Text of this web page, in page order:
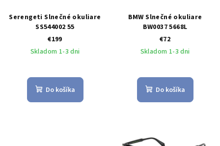
Serengeti Slnečné okuliare
SS544002 55
€199
Skladom 1-3 dni
Do košíka
BMW Slnečné okuliare
BW0037 5668L
€72
Skladom 1-3 dni
Do košíka